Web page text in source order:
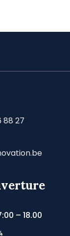
88 27
– 18.00